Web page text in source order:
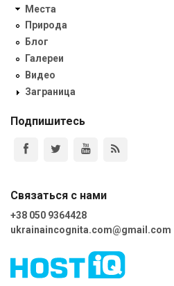
Места
Природа
Блог
Галереи
Видео
Заграница
Подпишитесь
Связаться с нами
+38 050 9364428
ukrainaincognita.com@gmail.com